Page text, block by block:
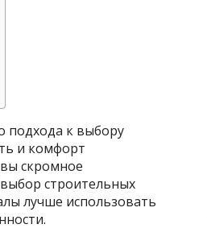
подхода к выбору
и комфорт
скромное
строительных
лучше использовать